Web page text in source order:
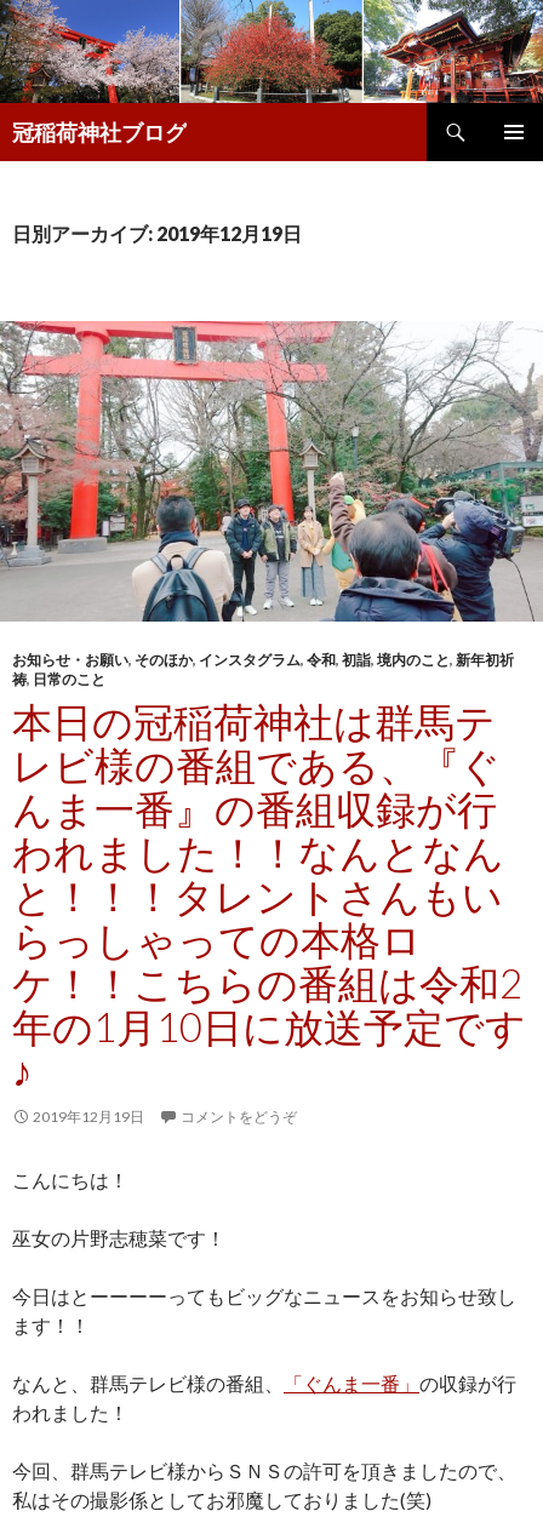
冠稲荷神社ブログ
索
ン
動
日別アーカイブ: 2019年12月19日
お知らせ・お願い, そのほか, インスタグラム, 令和, 初詣, 境内のこと, 新年初祈
祷, 日常のこと
本日の冠稲荷神社は群馬テ
レビ様の番組である、『ぐ
んま一番』の番組収録が行
われました！！なんとなん
と！！！タレントさんもい
らっしゃっての本格ロ
ケ！！こちらの番組は令和2
年の1月10日に放送予定です
♪
2019年12月19日 コメントをどうぞ
こんにちは！
巫女の片野志穂菜です！
今日はとーーーーってもビッグなニュースをお知らせ致し
ます！！
なんと、群馬テレビ様の番組、 「ぐんま一番」 の収録が行
われました！
今回、群馬テレビ様からＳＮＳの許可を頂きましたので、
私はその撮影係としてお邪魔しておりました(笑)